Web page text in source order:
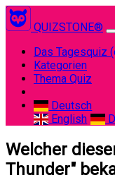
QUIZSTONE®
Das Tagesquiz
Kategorien
Thema Quiz
Deutsch
English
Welcher
Thunder"